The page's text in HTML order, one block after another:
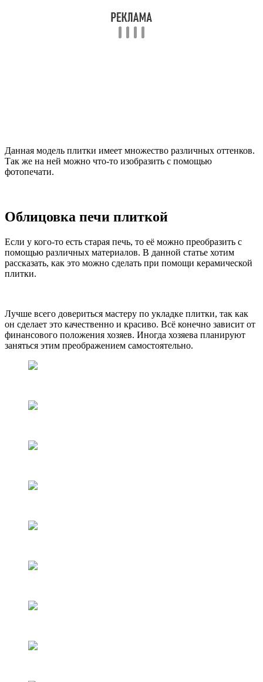
Данная модель плитки имеет множество различных оттенков.
Так же на ней можно что-то изобразить с помощью
фотопечати.
Облицовка печи плиткой
Если у кого-то есть старая печь, то её можно преобразить с
помощью различных материалов. В данной статье хотим
рассказать, как это можно сделать при помощи керамической
плитки.
Лучше всего довериться мастеру по укладке плитки, так как
он сделает это качественно и красиво. Всё конечно зависит от
финансового положения хозяев. Иногда хозяева планируют
заняться этим преображением самостоятельно.